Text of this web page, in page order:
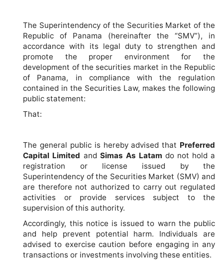
The Superintendency of the Securities Market of the
Republic of Panama (hereinafter the “SMV”), in
accordance with its legal duty to strengthen and
promote the proper environment for the
development of the securities market in the Republic
of Panama, in compliance with the regulation
contained in the Securities Law, makes the following
public statement:
That:
The general public is hereby advised that Preferred
Capital Limited and Simas As Latam do not hold a
registration or license issued by the
Superintendency of the Securities Market (SMV) and
are therefore not authorized to carry out regulated
activities or provide services subject to the
supervision of this authority.
Accordingly, this notice is issued to warn the public
and help prevent potential harm. Individuals are
advised to exercise caution before engaging in any
transactions or investments involving these entities.